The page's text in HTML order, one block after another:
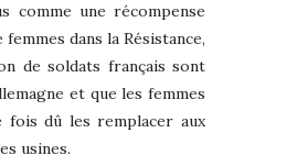
comme une récompense
dans la Résistance,
de soldats français sont
et que les femmes
fois dû les remplacer aux
usines.